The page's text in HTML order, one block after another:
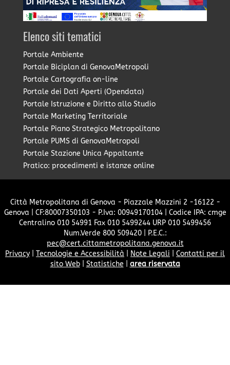
Elenco siti tematici
Portale Ambiente
Portale Biciplan di GenovaMetropoli
Portale Cartografia on-line
Portale dei Dati Aperti (Opendata)
Portale Istruzione e Diritto allo Studio
Portale Marketing Territoriale
Portale Piano Strategico Metropolitano
Portale PUMS di GenovaMetropoli
Portale Stazione Unica Appaltante
Pratico: procedimenti e istanze online
Città Metropolitana di Genova - Piazzale Mazzini 2 -16122 -
Genova | CF:80007350103 - P.Iva: 00949170104 | Codice IPA: cmge
Centralino 010 54991 Fax 010 5499244 URP 010 5499456
Num.Verde 800 509420 | P.E.C.:
pec@cert.cittametropolitana.genova.it
Privacy
Tecnologie e Accessibilità Note Legali
Contatti per il
sito Web| Statistiche area riservata